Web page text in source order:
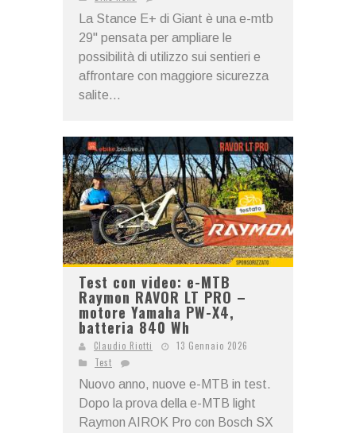
La Stance E+ di Giant è una e-mtb
29" pensata per ampliare le
possibilità di utilizzo sui sentieri e
affrontare con maggiore sicurezza
salite...
Test con video: e-MTB
Raymon RAVOR LT PRO –
motore Yamaha PW-X4,
batteria 840 Wh
Claudio Riotti
13 Gennaio 2026
Test
Nuovo anno, nuove e-MTB in test.
Dopo la prova della e-MTB light
Raymon AIROK Pro con Bosch SX